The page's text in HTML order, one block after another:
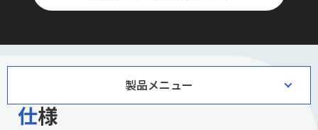
製品メニュー
仕様